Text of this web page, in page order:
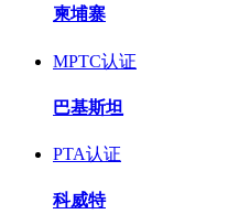
柬埔寨
MPTC认证
巴基斯坦
PTA认证
科威特